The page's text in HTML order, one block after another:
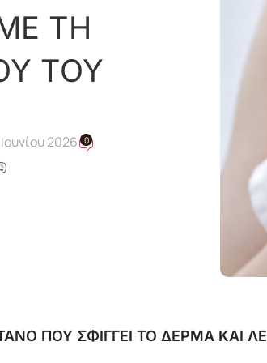
ΤΗ
ΤΟΥ
2026 0
ΠΟΥ ΣΦΙΓΓΕΙ ΤΟ ΔΕΡΜΑ ΚΑΙ